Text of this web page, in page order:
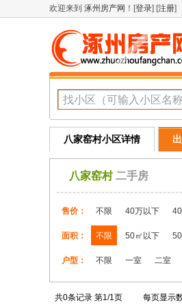
欢迎来到 涿州房产网 ！[登录] [注册]
八家窑村小区详情
八家窑村 二手房
售价： 不限 40万以下
面积： 不限 50㎡以下
户型： 不限 一室 二室
共0条记录 第1/1页 每页显示